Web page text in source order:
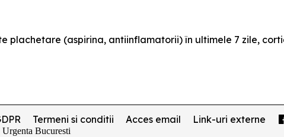
plachetare (aspirina, antiinflamatorii) în ultimele 7 zile,
Termeni si conditii Acces email Link-uri externe
Bucuresti